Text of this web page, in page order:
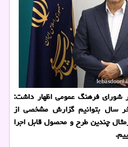
شورای فرهنگ عمومی اظهار داشت:
سال بتوانیم گزارش مشخصی از
چندین طرح و محصول قابل اجرا